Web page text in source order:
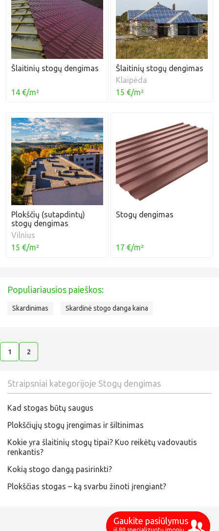
Šlaitinių stogų dengimas
14 €/m²
Šlaitinių stogų dengimas
Klaipėda
15 €/m²
Plokščių (sutapdintų)
stogų dengimas
Vilnius
15 €/m²
Stogų dengimas
17 €/m²
Populiariausios paieškos:
Skardinimas Skardinė stogo danga kaina
1 2
Straipsniai kategorijoje Stogų dengimas
Kad stogas būtų saugus
Plokščiųjų stogų įrengimas ir šiltinimas
Kokie yra šlaitinių stogų tipai? Kuo reikėtų vadovautis
renkantis?
Kokią stogo dangą pasirinkti?
Plokščias stogas – ką svarbu žinoti įrengiant?
Gaukite pasiūlymus